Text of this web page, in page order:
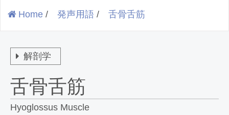
Home / 発声用語 / 舌骨舌筋
解剖学
舌骨舌筋
Hyoglossus Muscle